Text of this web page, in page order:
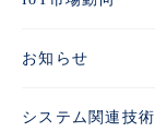
お知らせ
システム関連技術